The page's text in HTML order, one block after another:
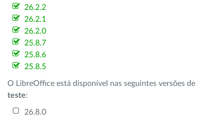
26.2.2
26.2.1
26.2.0
25.8.7
25.8.6
25.8.5
O LibreOffice está disponível nas seguintes versões de
teste:
26.8.0